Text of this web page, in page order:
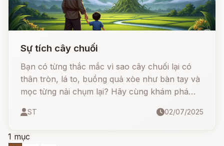
Sự tích cây chuối
Bạn có từng thắc mắc vì sao cây chuối lại có
thân tròn, lá to, buồng quả xòe như bàn tay và
mọc từng nải chụm lại? Hãy cùng khám phá
chuối, loài cây mang trong mình một câu
ST 02/07/2025
1 mục